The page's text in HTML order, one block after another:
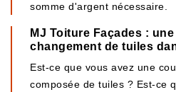
somme d'argent nécessaire.
MJ Toiture Façades :
changement de tuiles
Est-ce que vous avez une
composée de tuiles ? Est-ce